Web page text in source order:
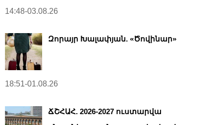
14:48-03.08.26
Զորայր Խալափյան. «Ծովինար»
18:51-01.08.26
ՃՇՀԱՀ. 2026-2027 ուստարվա